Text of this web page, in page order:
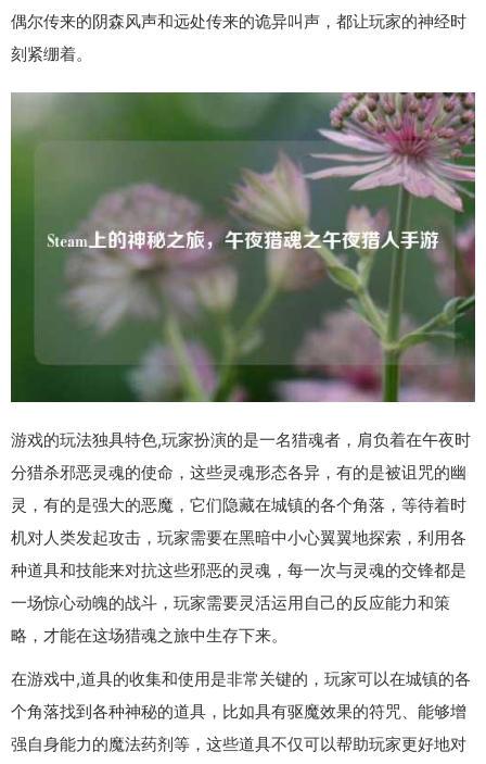
偶尔传来的阴森风声和远处传来的诡异叫声，都让玩家的神经时
刻紧绷着。
游戏的玩法独具特色,玩家扮演的是一名猎魂者，肩负着在午夜时
分猎杀邪恶灵魂的使命，这些灵魂形态各异，有的是被诅咒的幽
灵，有的是强大的恶魔，它们隐藏在城镇的各个角落，等待着时
机对人类发起攻击，玩家需要在黑暗中小心翼翼地探索，利用各
种道具和技能来对抗这些邪恶的灵魂，每一次与灵魂的交锋都是
一场惊心动魄的战斗，玩家需要灵活运用自己的反应能力和策
略，才能在这场猎魂之旅中生存下来。
在游戏中,道具的收集和使用是非常关键的，玩家可以在城镇的各
个角落找到各种神秘的道具，比如具有驱魔效果的符咒、能够增
强自身能力的魔法药剂等，这些道具不仅可以帮助玩家更好地对